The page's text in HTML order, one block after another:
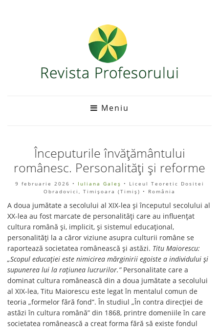
Meniu
Începuturile învățământului
românesc. Personalități și reforme
9 februarie 2026 • Iuliana Galeş • Liceul Teoretic Dositei
Obradovici, Timișoara (Timiş) • România
A doua jumătate a secolului al XIX-lea și începutul secolului al
XX-lea au fost marcate de personalități care au influențat
cultura română și, implicit, și sistemul educațional,
personalități la a căror viziune asupra culturii române se
raportează societatea românească și astăzi. Titu Maiorescu:
„Scopul educației este nimicirea mărginirii egoiste a individului și
supunerea lui la rațiunea lucrurilor.”Personalitate care a
dominat cultura românească din a doua jumătate a secolului
al XIX-lea, Titu Maiorescu este legat în mentalul comun de
teoria „formelor fără fond”. În studiul „În contra direcției de
astăzi în cultura română” din 1868, printre domeniile în care
societatea românească a creat forma fără să existe fondul